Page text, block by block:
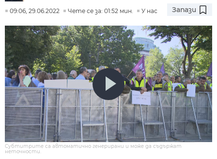
09:06, 29.06.2022 Чете се за: 01:52 мин. У нас Запази
Субтитрите са автоматично генерирани и може да съдържат
неточности.